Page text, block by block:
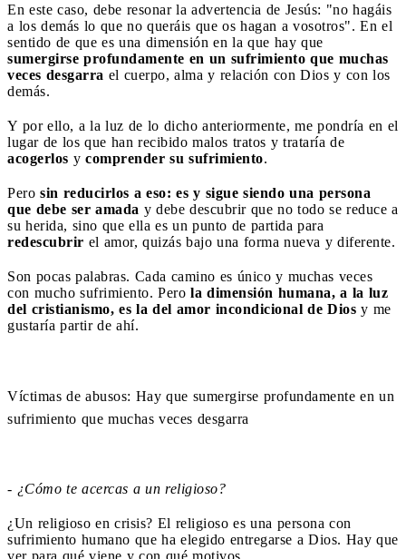
En este caso, debe resonar la advertencia de Jesús: "no hagáis
a los demás lo que no queráis que os hagan a vosotros". En el
sentido de que es una dimensión en la que hay que
sumergirse profundamente en un sufrimiento que muchas
veces desgarra el cuerpo, alma y relación con Dios y con los
demás.
Y por ello, a la luz de lo dicho anteriormente, me pondría en el
lugar de los que han recibido malos tratos y trataría de
acogerlos y comprender su sufrimiento.
Pero sin reducirlos a eso: es y sigue siendo una persona
que debe ser amada y debe descubrir que no todo se reduce a
su herida, sino que ella es un punto de partida para
redescubrir el amor, quizás bajo una forma nueva y diferente.
Son pocas palabras. Cada camino es único y muchas veces
con mucho sufrimiento. Pero la dimensión humana, a la luz
del cristianismo, es la del amor incondicional de Dios y me
gustaría partir de ahí.
Víctimas de abusos: Hay que sumergirse profundamente en un
sufrimiento que muchas veces desgarra
- ¿Cómo te acercas a un religioso?
¿Un religioso en crisis? El religioso es una persona con
sufrimiento humano que ha elegido entregarse a Dios. Hay que
ver para qué viene y con qué motivos.